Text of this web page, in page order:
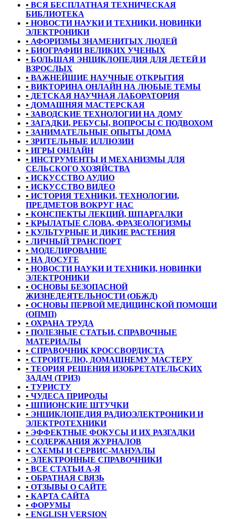
• ВСЯ БЕСПЛАТНАЯ ТЕХНИЧЕСКАЯ
БИБЛИОТЕКА
• НОВОСТИ НАУКИ И ТЕХНИКИ, НОВИНКИ
ЭЛЕКТРОНИКИ
• АФОРИЗМЫ ЗНАМЕНИТЫХ ЛЮДЕЙ
• БИОГРАФИИ ВЕЛИКИХ УЧЕНЫХ
• БОЛЬШАЯ ЭНЦИКЛОПЕДИЯ ДЛЯ ДЕТЕЙ И
ВЗРОСЛЫХ
• ВАЖНЕЙШИЕ НАУЧНЫЕ ОТКРЫТИЯ
• ВИКТОРИНА ОНЛАЙН НА ЛЮБЫЕ ТЕМЫ
• ДЕТСКАЯ НАУЧНАЯ ЛАБОРАТОРИЯ
• ДОМАШНЯЯ МАСТЕРСКАЯ
• ЗАВОДСКИЕ ТЕХНОЛОГИИ НА ДОМУ
• ЗАГАДКИ, РЕБУСЫ, ВОПРОСЫ С ПОДВОХОМ
• ЗАНИМАТЕЛЬНЫЕ ОПЫТЫ ДОМА
• ЗРИТЕЛЬНЫЕ ИЛЛЮЗИИ
• ИГРЫ ОНЛАЙН
• ИНСТРУМЕНТЫ И МЕХАНИЗМЫ ДЛЯ
СЕЛЬСКОГО ХОЗЯЙСТВА
• ИСКУССТВО АУДИО
• ИСКУССТВО ВИДЕО
• ИСТОРИЯ ТЕХНИКИ, ТЕХНОЛОГИИ,
ПРЕДМЕТОВ ВОКРУГ НАС
• КОНСПЕКТЫ ЛЕКЦИЙ, ШПАРГАЛКИ
• КРЫЛАТЫЕ СЛОВА, ФРАЗЕОЛОГИЗМЫ
• КУЛЬТУРНЫЕ И ДИКИЕ РАСТЕНИЯ
• ЛИЧНЫЙ ТРАНСПОРТ
• МОДЕЛИРОВАНИЕ
• НА ДОСУГЕ
• НОВОСТИ НАУКИ И ТЕХНИКИ, НОВИНКИ
ЭЛЕКТРОНИКИ
• ОСНОВЫ БЕЗОПАСНОЙ
ЖИЗНЕДЕЯТЕЛЬНОСТИ (ОБЖД)
• ОСНОВЫ ПЕРВОЙ МЕДИЦИНСКОЙ ПОМОЩИ
(ОПМП)
• ОХРАНА ТРУДА
• ПОЛЕЗНЫЕ СТАТЬИ, СПРАВОЧНЫЕ
МАТЕРИАЛЫ
• СПРАВОЧНИК КРОССВОРДИСТА
• СТРОИТЕЛЮ, ДОМАШНЕМУ МАСТЕРУ
• ТЕОРИЯ РЕШЕНИЯ ИЗОБРЕТАТЕЛЬСКИХ
ЗАДАЧ (ТРИЗ)
• ТУРИСТУ
• ЧУДЕСА ПРИРОДЫ
• ШПИОНСКИЕ ШТУЧКИ
• ЭНЦИКЛОПЕДИЯ РАДИОЭЛЕКТРОНИКИ И
ЭЛЕКТРОТЕХНИКИ
• ЭФФЕКТНЫЕ ФОКУСЫ И ИХ РАЗГАДКИ
• СОДЕРЖАНИЯ ЖУРНАЛОВ
• СХЕМЫ И СЕРВИС-МАНУАЛЫ
• ЭЛЕКТРОННЫЕ СПРАВОЧНИКИ
• ВСЕ СТАТЬИ А-Я
• ОБРАТНАЯ СВЯЗЬ
• ОТЗЫВЫ О САЙТЕ
• КАРТА САЙТА
• ФОРУМЫ
• ENGLISH VERSION